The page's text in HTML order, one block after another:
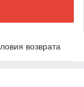
возврата